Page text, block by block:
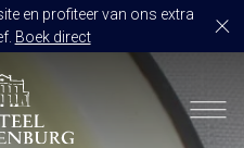
en profiteer van ons extra
Boek direct